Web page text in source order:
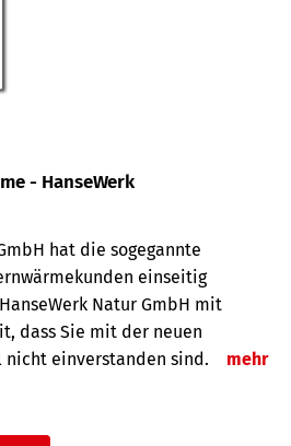
- HanseWerk
hat die sogegannte
einseitig
Natur GmbH mit
dass Sie mit der neuen
nicht einverstanden sind.
mehr